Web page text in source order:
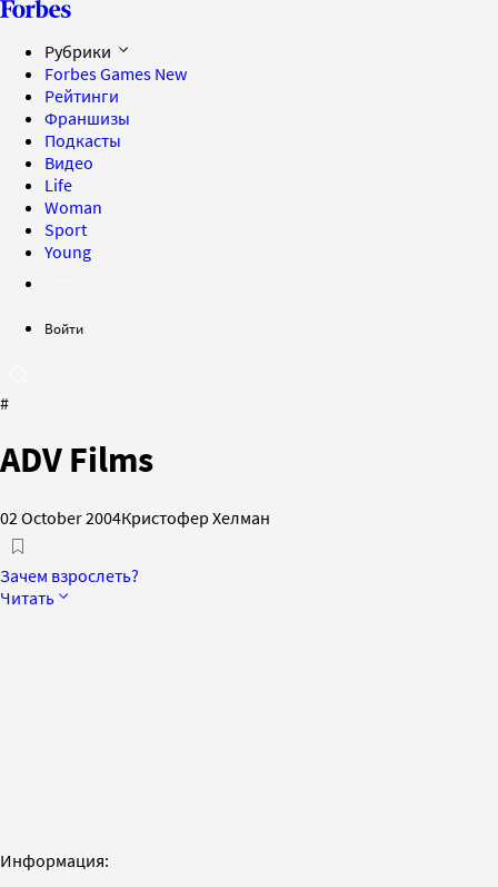
Рубрики
Forbes Games New
Рейтинги
Франшизы
Подкасты
Видео
Life
Woman
Sport
Young
Войти
#
ADV Films
02 October 2004Кристофер Хелман
Зачем взрослеть?
Читать
Информация: